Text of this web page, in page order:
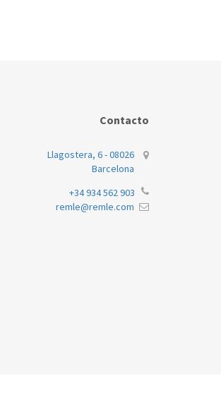
Contacto
Llagostera, 6 - 08026
Barcelona
+34 934 562 903
remle@remle.com